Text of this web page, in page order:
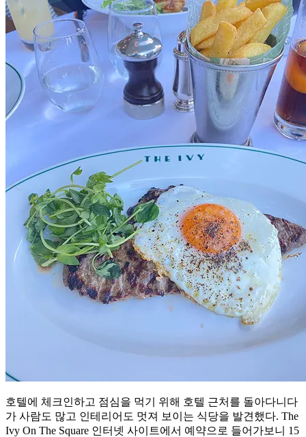
호텔에 체크인하고 점심을 먹기 위해 호텔 근처를 돌아다니다
가 사람도 많고 인테리어도 멋져 보이는 식당을 발견했다. The
Ivy On The Square 인터넷 사이트에서 예약으로 들어가보니 15